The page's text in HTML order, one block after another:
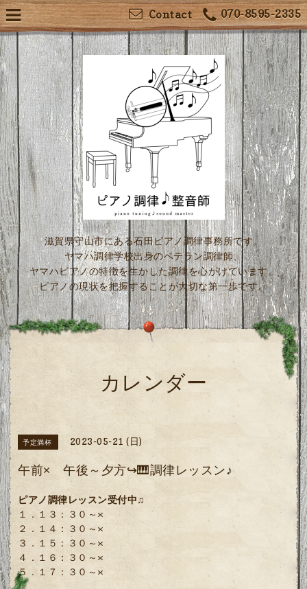
070-8595-2335
Contact
滋賀県守山市にある石田ピアノ調律事務所です。
ヤマハ調律学校出身のベテラン調律師、
ヤマハピアノの特徴を生かした調律を心がけています。
ピアノの現状を把握することが大切な第一歩です。
カレンダー
予定満杯 2023-05-21 (日)
午前× 午後～夕方↪🎹調律レッスン♪
ピアノ調律レッスン受付中♫
１．１３：３０～×
２．１４：３０～×
３．１５：３０～×
４．１６：３０～×
５．１７：３０～×